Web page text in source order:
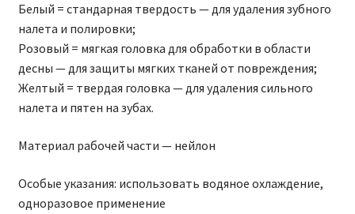
Белый = стандарная твердость — для удаления зубного
налета и полировки;
Розовый = мягкая головка для обработки в области
десны — для защиты мягких тканей от повреждения;
Желтый = твердая головка — для удаления сильного
налета и пятен на зубах.
Материал рабочей части — нейлон
Особые указания: использовать водяное охлаждение,
одноразовое применение